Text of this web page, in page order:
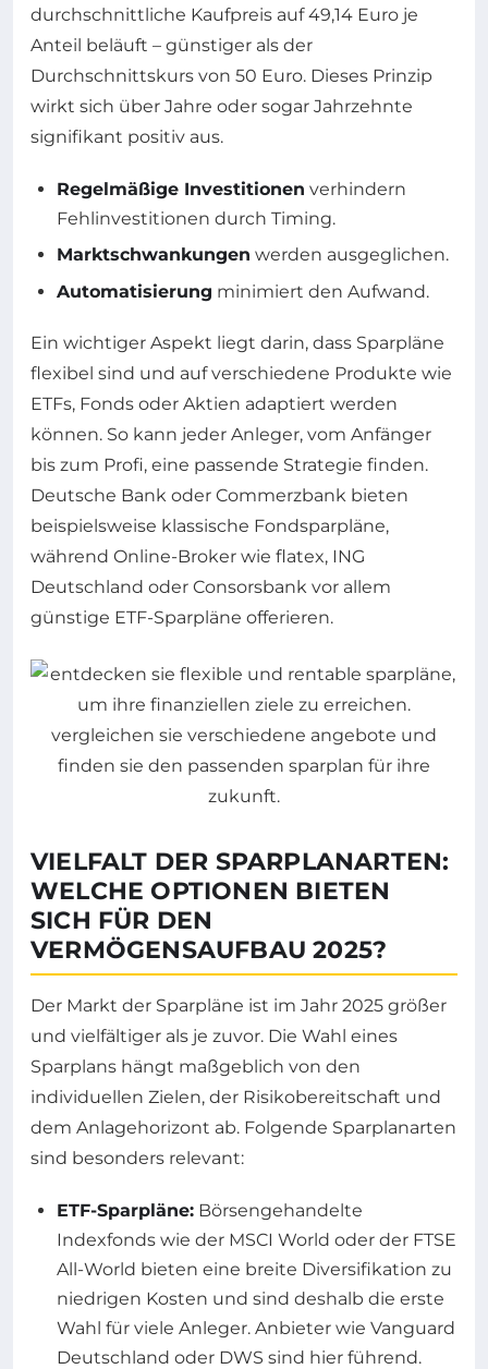
durchschnittliche Kaufpreis auf 49,14 Euro je
Anteil beläuft – günstiger als der
Durchschnittskurs von 50 Euro. Dieses Prinzip
wirkt sich über Jahre oder sogar Jahrzehnte
signifikant positiv aus.
Regelmäßige Investitionen verhindern
Fehlinvestitionen durch Timing.
Marktschwankungen werden ausgeglichen.
Automatisierung minimiert den Aufwand.
Ein wichtiger Aspekt liegt darin, dass Sparpläne
flexibel sind und auf verschiedene Produkte wie
ETFs, Fonds oder Aktien adaptiert werden
können. So kann jeder Anleger, vom Anfänger
bis zum Profi, eine passende Strategie finden.
Deutsche Bank oder Commerzbank bieten
beispielsweise klassische Fondsparpläne,
während Online-Broker wie flatex, ING
Deutschland oder Consorsbank vor allem
günstige ETF-Sparpläne offerieren.
VIELFALT DER SPARPLANARTEN:
WELCHE OPTIONEN BIETEN
SICH FÜR DEN
VERMÖGENSAUFBAU 2025?
Der Markt der Sparpläne ist im Jahr 2025 größer
und vielfältiger als je zuvor. Die Wahl eines
Sparplans hängt maßgeblich von den
individuellen Zielen, der Risikobereitschaft und
dem Anlagehorizont ab. Folgende Sparplanarten
sind besonders relevant:
ETF-Sparpläne: Börsengehandelte
Indexfonds wie der MSCI World oder der FTSE
All-World bieten eine breite Diversifikation zu
niedrigen Kosten und sind deshalb die erste
Wahl für viele Anleger. Anbieter wie Vanguard
Deutschland oder DWS sind hier führend.